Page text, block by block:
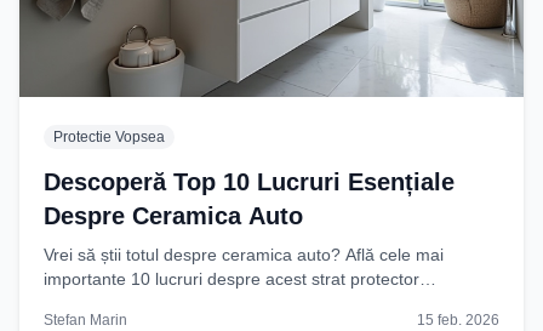
Protectie Vopsea
Descoperă Top 10 Lucruri Esențiale
Despre Ceramica Auto
Vrei să știi totul despre ceramica auto? Află cele mai
importante 10 lucruri despre acest strat protector
Stefan Marin 15 feb. 2026